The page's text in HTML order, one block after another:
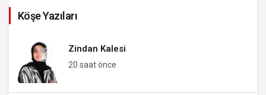
Köşe Yazıları
Zindan Kalesi
20 saat önce